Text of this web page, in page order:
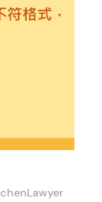
chenLawyer